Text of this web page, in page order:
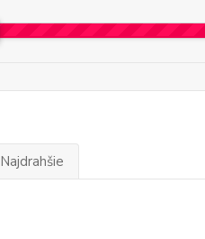
Najdrahšie